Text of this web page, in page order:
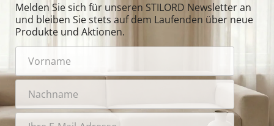
Melden Sie sich für unseren STILORD Newsletter an
und bleiben Sie stets auf dem Laufenden über neue
Produkte und Aktionen.